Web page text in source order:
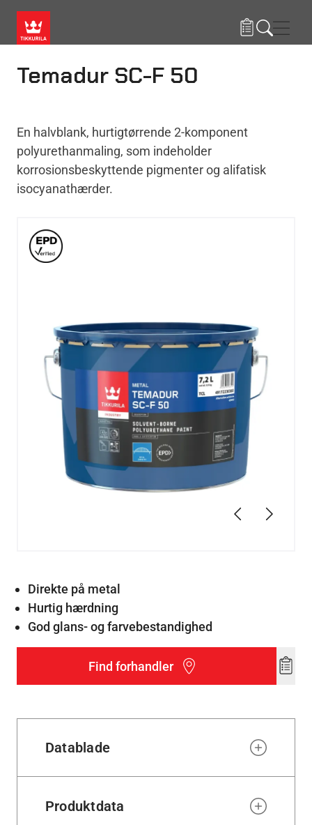
Temadur SC-F 50
En halvblank, hurtigtørrende 2-komponent
polyurethanmaling, som indeholder
korrosionsbeskyttende pigmenter og alifatisk
isocyanathærder.
ForrigeNæste
Direkte på metal
Hurtig hærdning
God glans- og farvebestandighed
Find forhandler
Add
Datablade
Produktdata